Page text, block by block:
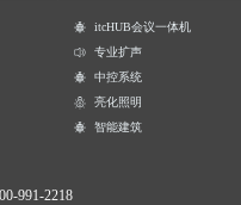
itcHUB会议一体机
专业扩声
中控系统
亮化照明
智能建筑
991-2218